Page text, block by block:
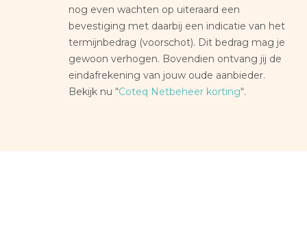
nog even wachten op uiteraard een
bevestiging met daarbij een indicatie van het
termijnbedrag (voorschot). Dit bedrag mag je
gewoon verhogen. Bovendien ontvang jij de
eindafrekening van jouw oude aanbieder.
Bekijk nu “Coteq Netbeheer korting“.